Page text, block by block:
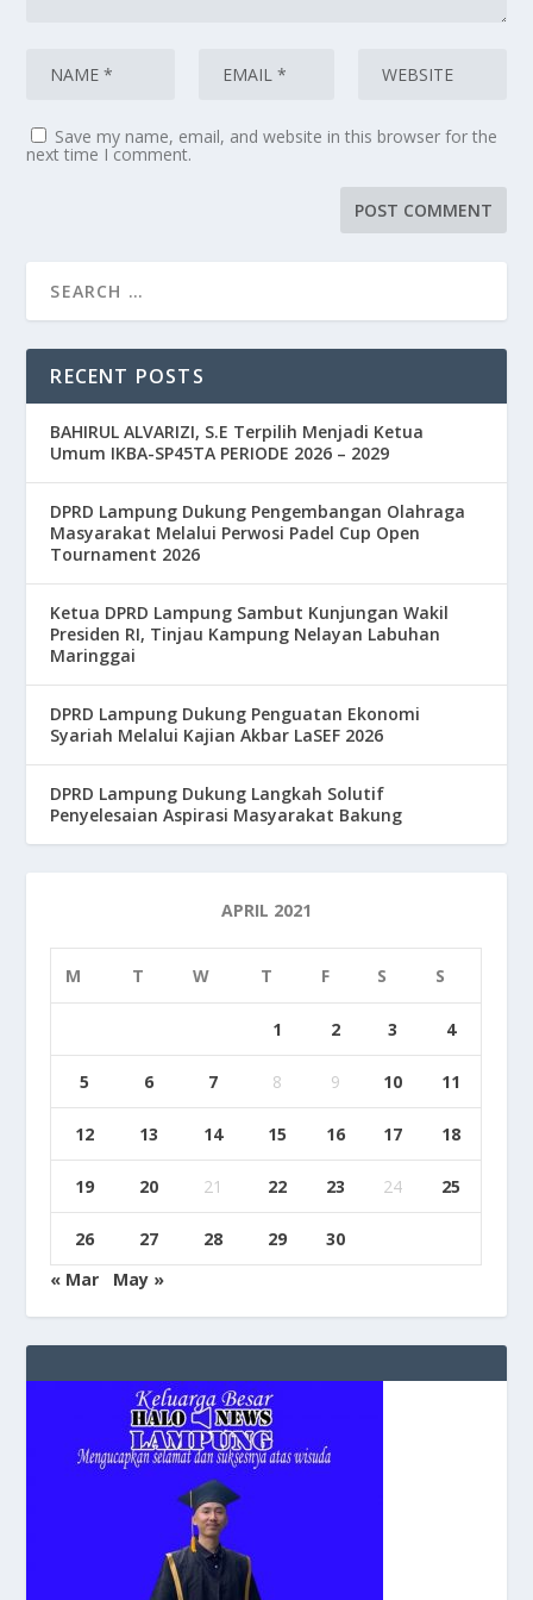
Save my name, email, and website in this browser for the
next time I comment.
RECENT POSTS
BAHIRUL ALVARIZI, S.E Terpilih Menjadi Ketua
Umum IKBA-SP45TA PERIODE 2026 – 2029
DPRD Lampung Dukung Pengembangan Olahraga
Masyarakat Melalui Perwosi Padel Cup Open
Tournament 2026
Ketua DPRD Lampung Sambut Kunjungan Wakil
Presiden RI, Tinjau Kampung Nelayan Labuhan
Maringgai
DPRD Lampung Dukung Penguatan Ekonomi
Syariah Melalui Kajian Akbar LaSEF 2026
DPRD Lampung Dukung Langkah Solutif
Penyelesaian Aspirasi Masyarakat Bakung
APRIL 2021
M T W T F S S
1 2 3 4
5 6 7 8 9 10 11
12 13 14 15 16 17 18
19 20 21 22 23 24 25
26 27 28 29
30
« Mar
May »